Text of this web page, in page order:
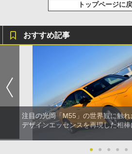
トップページに
おすすめ記事
注目の光岡「M55」の世界観に触
デザインエッセンスを再現した相
● ● ● ● ●